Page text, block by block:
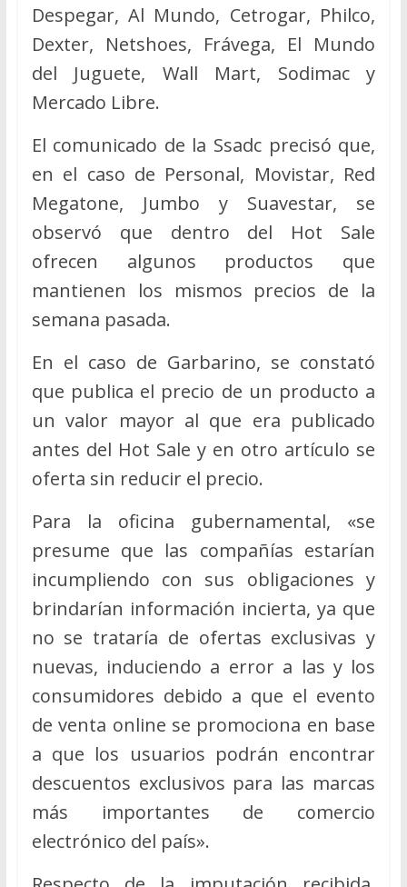
Despegar, Al Mundo, Cetrogar, Philco,
Dexter, Netshoes, Frávega, El Mundo
del Juguete, Wall Mart, Sodimac y
Mercado Libre.
El comunicado de la Ssadc precisó que,
en el caso de Personal, Movistar, Red
Megatone, Jumbo y Suavestar, se
observó que dentro del Hot Sale
ofrecen algunos productos que
mantienen los mismos precios de la
semana pasada.
En el caso de Garbarino, se constató
que publica el precio de un producto a
un valor mayor al que era publicado
antes del Hot Sale y en otro artículo se
oferta sin reducir el precio.
Para la oficina gubernamental, «se
presume que las compañías estarían
incumpliendo con sus obligaciones y
brindarían información incierta, ya que
no se trataría de ofertas exclusivas y
nuevas, induciendo a error a las y los
consumidores debido a que el evento
de venta online se promociona en base
a que los usuarios podrán encontrar
descuentos exclusivos para las marcas
más importantes de comercio
electrónico del país».